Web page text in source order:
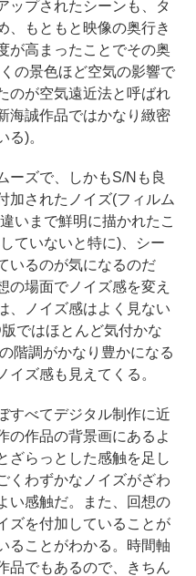
ップされたシーンも、タ
、もともと映像の奥行き
が高まったことでその奥
の景色ほど空気の影響で
のが空気遠近法と呼ばれ
海誠作品ではかなり緻密
る)。
ズで、しかもS/Nも良
加されたノイズ(フィルム
いまで鮮明に描かれたこ
ていないと特に)、シー
いるのが気になるのだ
の場面でノイズ感を変え
、ノイズ感はよく見ない
ではほとんど気付かな
階調がかなり豊かになる
ズ感も見えてくる。
すべてデジタル制作に近
の作品の背景画にあるよ
ざらっとした感触を足し
くわずかなノイズがざわ
い感触だ。また、回想の
ズを付加していることが
ることがわかる。時間軸
品でもあるので、きちん